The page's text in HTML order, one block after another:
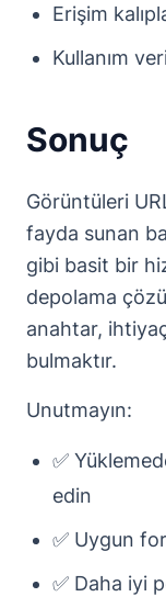
Erişim
Kullanım
Sonuç
Görüntüleri
fayda sunan
gibi basit bir
depolama
anahtar,
bulmaktır.
Unutmayın:
✅
edin
✅ Uygun
✅ Daha iyi